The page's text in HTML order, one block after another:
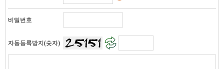
비밀번호
자동등록방지(숫자)